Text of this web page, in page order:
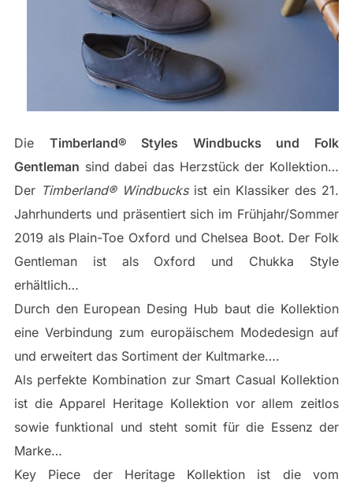
Die Timberland® Styles Windbucks und Folk
Gentleman sind dabei das Herzstück der Kollektion…
Der Timberland® Windbucksist ein Klassiker des 21.
Jahrhunderts und präsentiert sich im Frühjahr/Sommer
2019 als Plain-Toe Oxford und Chelsea Boot. Der Folk
Gentleman ist als Oxford und Chukka Style
erhältlich…
Durch den European Desing Hub baut die Kollektion
eine Verbindung zum europäischem Modedesign auf
und erweitert das Sortiment der Kultmarke….
Als perfekte Kombination zur Smart Casual Kollektion
ist die Apparel Heritage Kollektion vor allem zeitlos
sowie funktional und steht somit für die Essenz der
Marke…
Key Piece der Heritage Kollektion ist die vom